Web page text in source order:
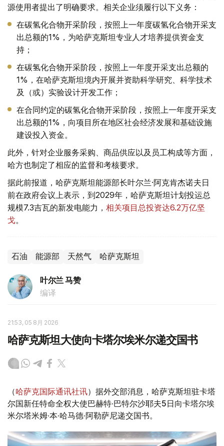
源使用者提出了明确要求。相关企业须履行以下义务：
在碳氢化合物开采阶段，按照上一年度碳氢化合物开采支
出总额的1%，为哈萨克斯坦专业人才培养提供资金支
持；
在碳氢化合物开采阶段，按照上一年度开采支出总额的
1%，在哈萨克斯坦境内开展并资助科学研究、科学技术
及（或）实验设计开发工作；
在合同约定的碳氢化合物开采阶段，按照上一年度开采支
出总额的1%，向项目所在地区社会经济发展和基础设施
建设投入资金。
此外，针对企业服务采购、商品供应以及员工构成等方面，
哈方也制定了相应的监督和考核要求。
据此前报道，哈萨克斯坦能源部长叶尔兰·阿克肯杰诺夫日
前在政府会议上表示，到2029年，哈萨克斯坦计划投运总
规模7.3吉瓦的新发电能力， 相关项目总投资达6.2万亿坚
戈。
石油 能源部 天然气 哈萨克斯坦
叶尔兰 马赞
编译
21:53, 05 8月 2026
哈萨克斯坦大使向卡塔尔埃米尔递交国书
（哈萨克国际通讯社讯）据外交部消息，哈萨克斯坦驻卡塔
尔国新任特命全权大使巴赫特·巴特尔沙耶夫5日向卡塔尔埃
米尔塔米姆·本·哈马德·阿勒萨尼递交国书。